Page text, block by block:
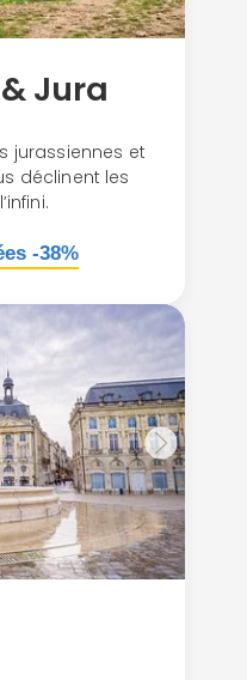
Jura
jurassiennes et
déclinent les
-38%